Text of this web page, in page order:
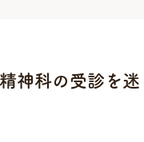
神科の受診を迷